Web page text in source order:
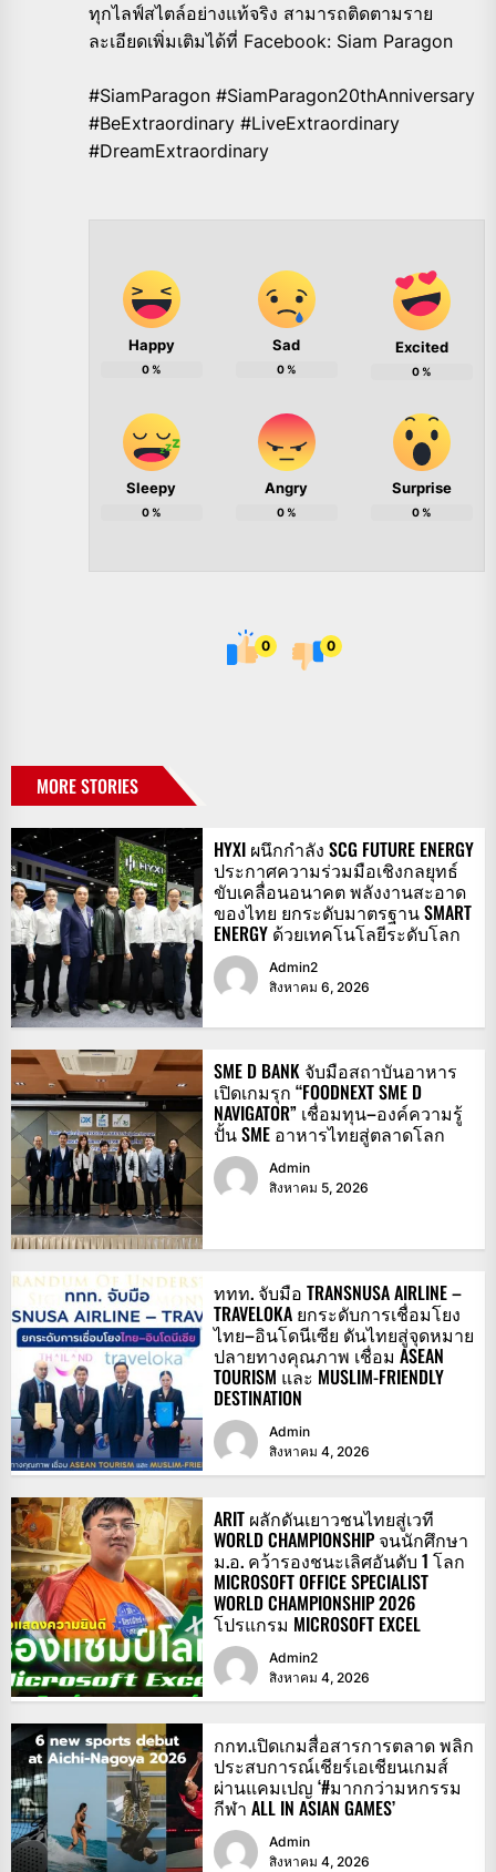
ทุกไลฟ์สไตล์อย่างแท้จริง สามารถติดตามราย
ละเอียดเพิ่มเติมได้ที่ Facebook: Siam Paragon
#SiamParagon #SiamParagon20thAnniversary
#BeExtraordinary #LiveExtraordinary
#DreamExtraordinary
Happy
0%
Sad
0%
Excited
0%
Sleepy
0%
Angry
0%
Surprise
0%
0 0
MORE STORIES
HYXI ผนึกกำลัง SCG FUTURE ENERGY
ประกาศความร่วมมือเชิงกลยุทธ์
ขับเคลื่อนอนาคต พลังงานสะอาด
ของไทย ยกระดับมาตรฐาน SMART
ENERGY ด้วยเทคโนโลยีระดับโลก
Admin2
สิงหาคม 6, 2026
SME D BANK จับมือสถาบันอาหาร
เปิดเกมรุก “FOODNEXT SME D
NAVIGATOR” เชื่อมทุน–องค์ความรู้
ปั้น SME อาหารไทยสู่ตลาดโลก
Admin
สิงหาคม 5, 2026
ททท. จับมือ TRANSNUSA AIRLINE –
TRAVELOKA ยกระดับการเชื่อมโยง
ไทย–อินโดนีเซีย ดันไทยสู่จุดหมาย
ปลายทางคุณภาพ เชื่อม ASEAN
TOURISM และ MUSLIM-FRIENDLY
DESTINATION
Admin
สิงหาคม 4, 2026
ARIT ผลักดันเยาวชนไทยสู่เวที
WORLD CHAMPIONSHIP จนนักศึกษา
ม.อ. คว้ารองชนะเลิศอันดับ 1 โลก
MICROSOFT OFFICE SPECIALIST
WORLD CHAMPIONSHIP 2026
โปรแกรม MICROSOFT EXCEL
Admin2
สิงหาคม 4, 2026
กกท.เปิดเกมสื่อสารการตลาด พลิก
ประสบการณ์เชียร์เอเชียนเกมส์
ผ่านแคมเปญ ‘#มากกว่ามหกรรม
กีฬา ALL IN ASIAN GAMES’
Admin
สิงหาคม 4, 2026